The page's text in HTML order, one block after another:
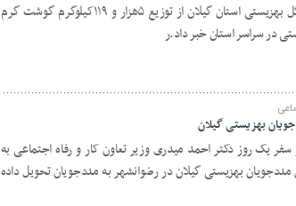
معاون مشارکت‌های مردمی اداره‌کل بهزیستی استان گیلان از توزیع ۵هزار و ۱۱۹کیلوگرم گوشت گرم
در سراسر استان خبر داد.ر
یک روز دکتر احمد میدری وزیر تعاون کار و رفاه اجتماعی به
۶۴ واحد مسکن مددجویان بهزیستی گیلان در رضوانشهر به مددجویان تحویل داده